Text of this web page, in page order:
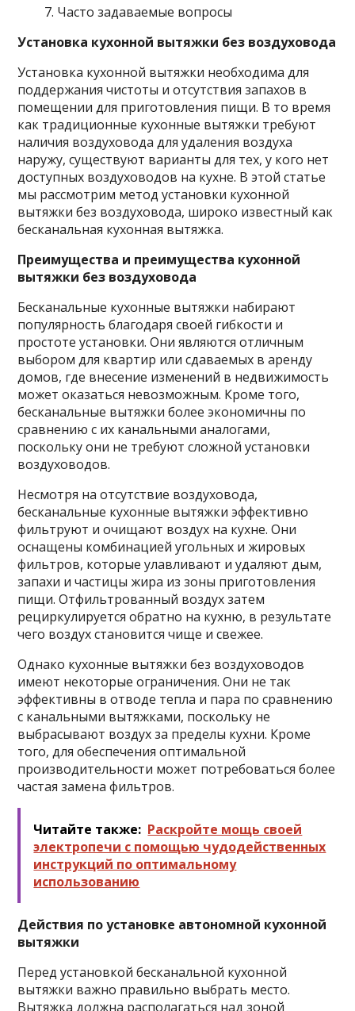
Часто задаваемые вопросы
Установка кухонной вытяжки без воздуховода
Установка кухонной вытяжки необходима для
поддержания чистоты и отсутствия запахов в
помещении для приготовления пищи. В то время
как традиционные кухонные вытяжки требуют
наличия воздуховода для удаления воздуха
наружу, существуют варианты для тех, у кого нет
доступных воздуховодов на кухне. В этой статье
мы рассмотрим метод установки кухонной
вытяжки без воздуховода, широко известный как
бесканальная кухонная вытяжка.
Преимущества и преимущества кухонной
вытяжки без воздуховода
Бесканальные кухонные вытяжки набирают
популярность благодаря своей гибкости и
простоте установки. Они являются отличным
выбором для квартир или сдаваемых в аренду
домов, где внесение изменений в недвижимость
может оказаться невозможным. Кроме того,
бесканальные вытяжки более экономичны по
сравнению с их канальными аналогами,
поскольку они не требуют сложной установки
воздуховодов.
Несмотря на отсутствие воздуховода,
бесканальные кухонные вытяжки эффективно
фильтруют и очищают воздух на кухне. Они
оснащены комбинацией угольных и жировых
фильтров, которые улавливают и удаляют дым,
запахи и частицы жира из зоны приготовления
пищи. Отфильтрованный воздух затем
рециркулируется обратно на кухню, в результате
чего воздух становится чище и свежее.
Однако кухонные вытяжки без воздуховодов
имеют некоторые ограничения. Они не так
эффективны в отводе тепла и пара по сравнению
с канальными вытяжками, поскольку не
выбрасывают воздух за пределы кухни. Кроме
того, для обеспечения оптимальной
производительности может потребоваться более
частая замена фильтров.
Читайте также: Раскройте мощь своей
электропечи с помощью чудодейственных
инструкций по оптимальному
использованию
Действия по установке автономной кухонной
вытяжки
Перед установкой бесканальной кухонной
вытяжки важно правильно выбрать место.
Вытяжка должна располагаться над зоной